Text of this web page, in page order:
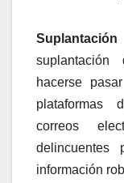
hacerse
plataformas
correos
delincuentes
información